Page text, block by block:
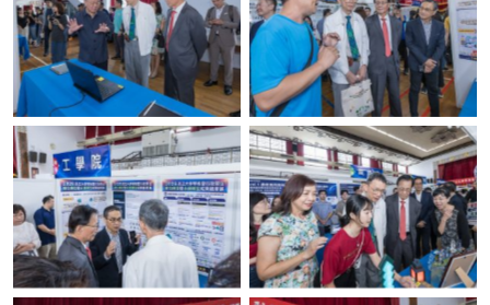
No Caption No Caption
No Caption No Caption